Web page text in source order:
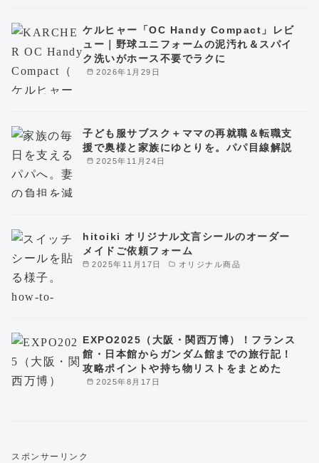
2026年1月29日
ケルヒャー「OC Handy Compact」レビ
ュー｜野球ユニフォームの泥汚れ＆スパイ
ク洗いがホース不要でラクに
2025年11月24日
子ども服サブスク＋ママの再就職＆転職支
援で奥様と家族にゆとりを。パパ目線解説
2025年11月17日 オリジナル商品
hitoiki オリジナル文言シールのオーダー
メイドご依頼フォーム
2025年8月17日
EXPO2025（大阪・関西万博）！フランス
館・日本館からガンダム館までの旅行記！
攻略ポイントや持ち物リストをまとめた
スポンサーリンク